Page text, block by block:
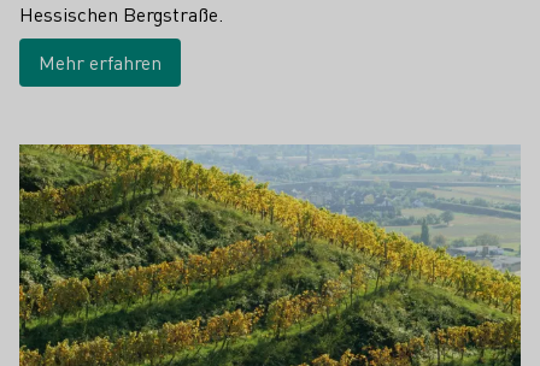
Hessischen Bergstraße.
Mehr erfahren